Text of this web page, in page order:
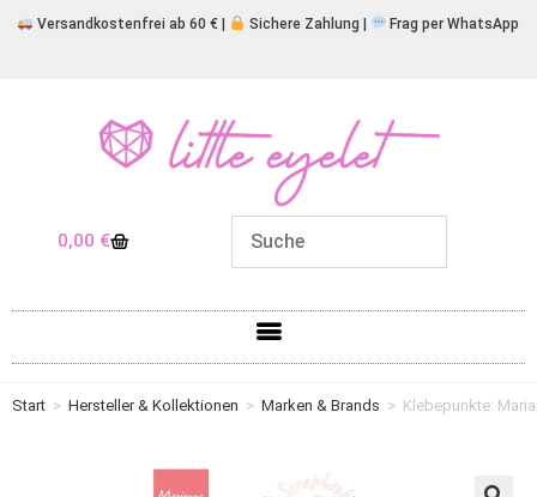
Versandkostenfrei ab 60 € | Sichere Zahlung | Frag per WhatsApp
0,00 €
Start > Hersteller & Kollektionen > Marken & Brands > Klebepunkte: